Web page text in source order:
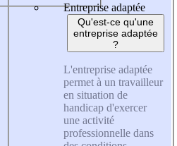
Entreprise adaptée
Qu'est-ce qu'une
entreprise adaptée
?
L'entreprise adaptée
permet à un travailleur
en situation de
handicap d'exercer
une activité
professionnelle dans